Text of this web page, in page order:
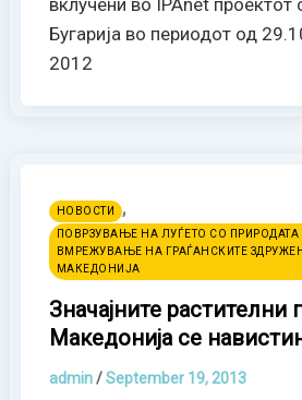
Бугарија во периодот од
2012
НОВОСТИ ,
ПОВРЗУВАЊЕ НА ЛУЃЕТО СО
ВМРЕЖУВАЊЕ НА ГРАЃАНСКИТЕ
МАКЕДОНИЈА
Значајните растителни
Македонија се
admin/September 19, 2013